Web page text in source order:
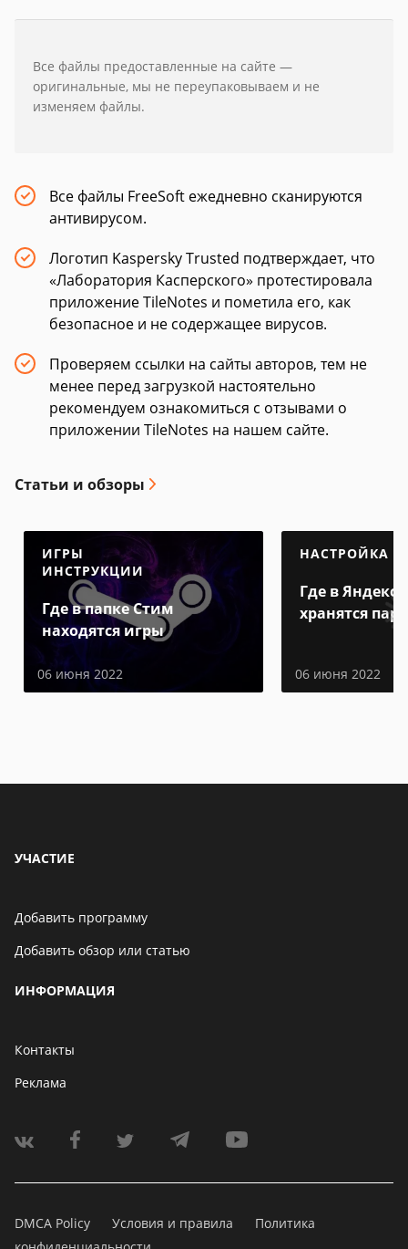
Все файлы предоставленные на сайте —
оригинальные, мы не переупаковываем и не
изменяем файлы.
Все файлы FreeSoft ежедневно сканируются
антивирусом.
Логотип Kaspersky Trusted подтверждает, что
«Лаборатория Касперского» протестировала
приложение TileNotes и пометила его, как
безопасное и не содержащее вирусов.
Проверяем ссылки на сайты авторов, тем не
менее перед загрузкой настоятельно
рекомендуем ознакомиться с отзывами о
приложении TileNotes на нашем сайте.
Статьи и обзоры
ИГРЫ
ИНСТРУКЦИИ
Где в папке Стим
находятся игры
06 июня 2022
НАСТРОЙКА
Где в Яндекс
хранятся
06 июня 2022
УЧАСТИЕ
Добавить программу
Добавить обзор или статью
ИНФОРМАЦИЯ
Контакты
Реклама
DMCA Policy Условия и правила
Политика